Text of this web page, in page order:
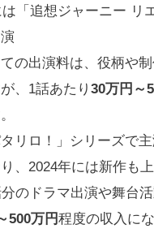
「追想ジャーニー リ
の出演料は、役柄や
、1話あたり 30万円～
リロ！」シリーズで
、2024年には新作も
のドラマ出演や舞台活
500万円程度の収入に